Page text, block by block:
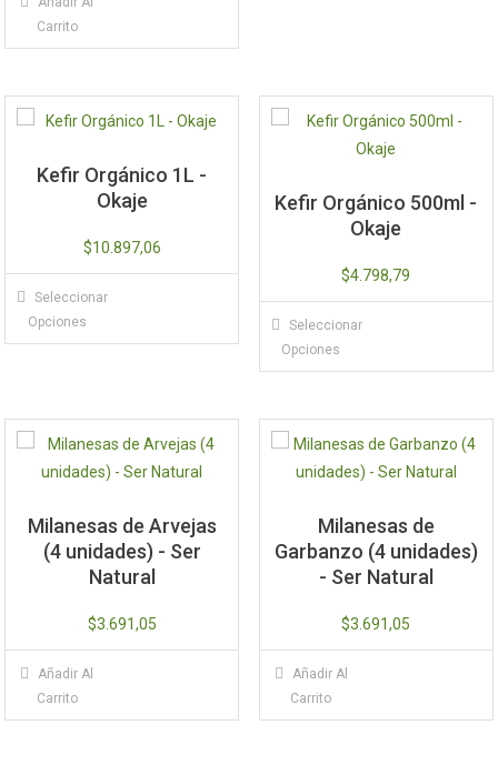
Carrito
Kefir Orgánico 1L -
Okaje
$10.897,06
Seleccionar
Opciones
tiene
Las
opciones
se
elegir
en
de
Kefir Orgánico 500ml -
Okaje
$4.798,79
Seleccionar
Opciones
tiene
variantes.
Las
opciones
pueden
elegir
página
Milanesas de Arvejas
(4 unidades) - Ser
Natural
$3.691,05
Añadir Al
Carrito
Milanesas de
Garbanzo (4 unidades)
- Ser Natural
$3.691,05
Añadir Al
Carrito